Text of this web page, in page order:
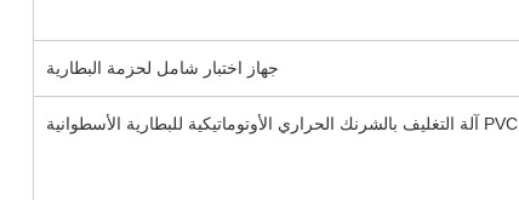
جهاز اختبار شامل لحزمة البطارية
آلة التغليف بالشرنك الحراري الأوتوماتيكية للبطارية الأسطوانية PVC